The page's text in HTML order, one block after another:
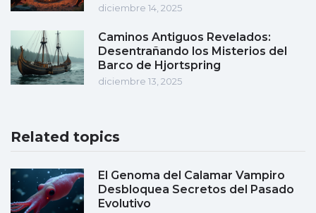
diciembre 14, 2025
Caminos Antiguos Revelados:
Desentrañando los Misterios del
Barco de Hjortspring
diciembre 13, 2025
Related topics
El Genoma del Calamar Vampiro
Desbloquea Secretos del Pasado
Evolutivo